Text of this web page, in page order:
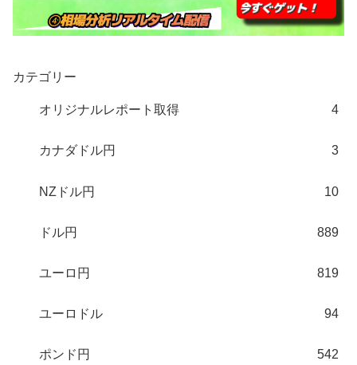
カテゴリー
オリジナルレポート取得 4
カナダドル円 3
NZドル円 10
ドル円 889
ユーロ円 819
ユーロドル 94
ポンド円 542